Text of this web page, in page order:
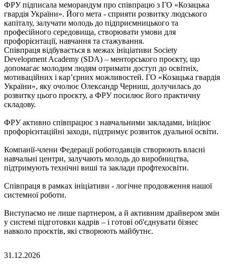
ФРУ підписала меморандум про співпрацю з ГО «Козацька
гвардія України». Його мета - сприяти розвитку людського
капіталу, залучати молодь до підприємницького та
професійного середовища, створювати умови для
профорієнтації, навчання та стажування.
Співпраця відбувається в межах ініціативи Society
Development Academy (SDA) – менторського проєкту, що
допомагає молодим людям отримати доступ до освітніх,
мотиваційних і кар’єрних можливостей. ГО «Козацька гвардія
України», яку очолює Олександр Черниш, долучилась до
розвитку цього проєкту, а ФРУ посилює його практичну
складову.
ФРУ активно співпрацює з навчальними закладами, ініціює
профорієнтаційні заходи, підтримує розвиток дуальної освіти.
Компанії-члени Федерації роботодавців створюють власні
навчальні центри, залучають молодь до виробництва,
підтримують технічні виші та заклади профтехосвіти.
Співпраця в рамках ініціативи - логічне продовження нашої
системної роботи.
Виступаємо не лише партнером, а й активним драйвером змін
у системі підготовки кадрів – і готові об'єднувати бізнес
навколо проєктів, які створюють майбутнє.
31.12.2026